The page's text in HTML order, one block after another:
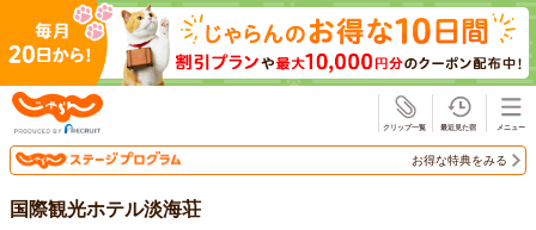
お得な特典をみる
国際観光ホテル淡海荘